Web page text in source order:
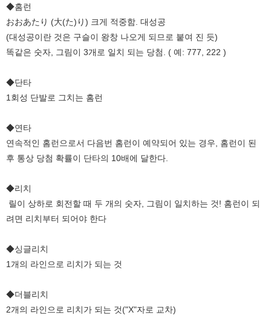
◆홈런
おおあたり (大(た)り) 크게 적중함. 대성공
(대성공이란 것은 구슬이 왕창 나오게 되므로 붙여 진 듯)
똑같은 숫자, 그림이 3개로 일치 되는 당첨. ( 예: 777, 222 )
◆단타
1회성 단발로 그치는 홈런
◆연타
연속적인 홈런으로서 다음번 홈런이 예약되어 있는 경우, 홈런이 된
후 통상 당첨 확률이 단타의 10배에 달한다.
◆리치
릴이 상하로 회전할 때 두 개의 숫자, 그림이 일치하는 것! 홈런이 되
려면 리치부터 되어야 한다
◆싱글리치
1개의 라인으로 리치가 되는 것
◆더블리치
2개의 라인으로 리치가 되는 것("X"자로 교차)